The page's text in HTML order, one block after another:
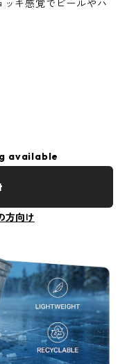
キ感覚でビールやハ
available
方向け